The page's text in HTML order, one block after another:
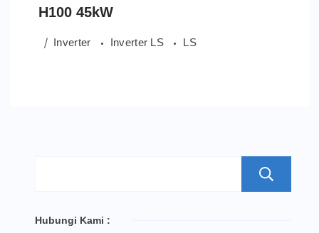
H100 45kW
Inverter Inverter LS LS
Hubungi Kami :